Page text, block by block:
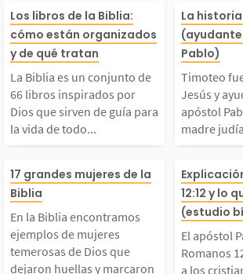
joven en Filipos.
en la cárcel,
cantaron y
a...
ona
e
a,
Biblia es un
de 66 libros inspira
por Dios que
de guía para la
todo creyente.
fueron
más de 40
Los libros de la Biblia:
cómo están organizados
y de qué tratan
La Biblia es un conjunto de
66 libros inspirados por
Dios que sirven de guía para
la vida de todo...
iel a
del
hijo
La
Pablo)
Timoteo
Jesús y
apóstol
madre
la Biblia
ejemplos de
temerosas de
17 grandes mujeres de la
Biblia
En la Biblia encontramos
ejemplos de mujeres
temerosas de Dios que
dejaron huellas y marcaron
El
bió
ra
12:12 y lo
(estudio
El apóstol
Romanos
a los